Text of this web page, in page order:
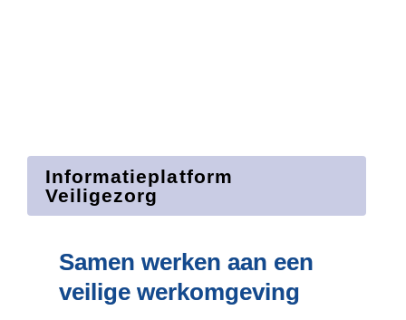
Informatieplatform
Veiligezorg
Samen werken aan een
veilige werk­omgeving